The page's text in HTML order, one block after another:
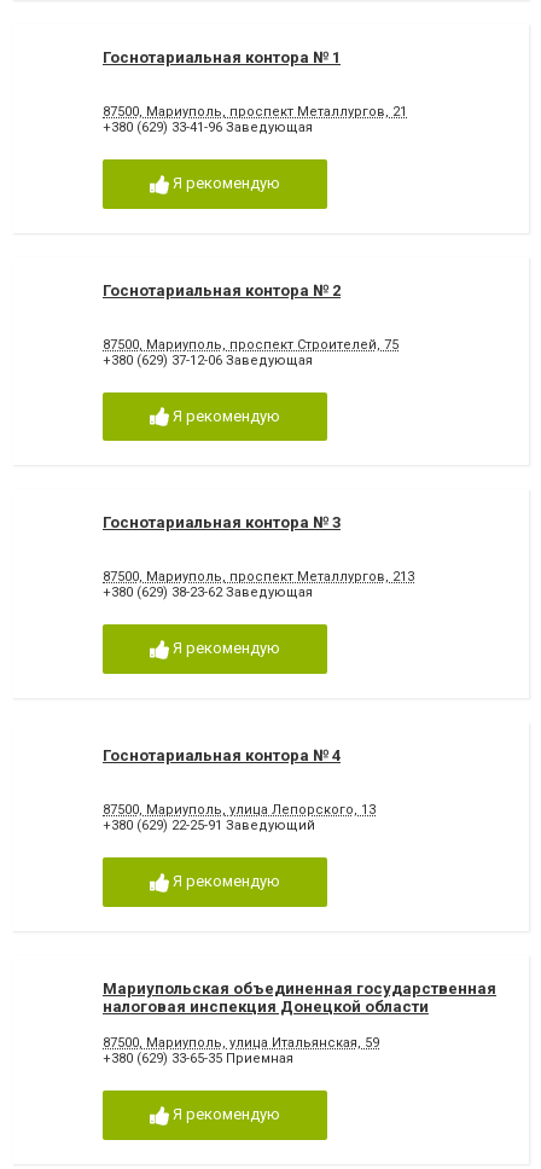
Госнотариальная контора № 1
87500, Мариуполь, проспект Металлургов, 21
+380 (629) 33-41-96 Заведующая
Я рекомендую
Госнотариальная контора № 2
87500, Мариуполь, проспект Строителей, 75
+380 (629) 37-12-06 Заведующая
Я рекомендую
Госнотариальная контора № 3
87500, Мариуполь, проспект Металлургов, 213
+380 (629) 38-23-62 Заведующая
Я рекомендую
Госнотариальная контора № 4
87500, Мариуполь, улица Лепорского, 13
+380 (629) 22-25-91 Заведующий
Я рекомендую
Мариупольская объединенная государственная
налоговая инспекция Донецкой области
87500, Мариуполь, улица Итальянская, 59
+380 (629) 33-65-35 Приемная
Я рекомендую